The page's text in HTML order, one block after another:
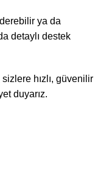
ya da
detaylı destek
hızlı, güvenilir
duyarız.